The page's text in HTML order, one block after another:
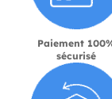
Paiement
sécurisé